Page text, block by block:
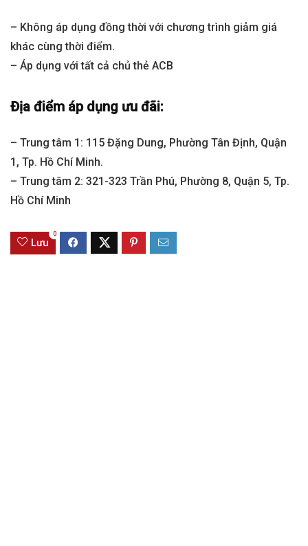
– Không áp dụng đồng thời với chương trình giảm giá
khác cùng thời điểm.
– Áp dụng với tất cả chủ thẻ ACB
Địa điểm áp dụng ưu đãi:
– Trung tâm 1: 115 Đặng Dung, Phường Tân Định, Quận
1, Tp. Hồ Chí Minh.
– Trung tâm 2: 321-323 Trần Phú, Phường 8, Quận 5, Tp.
Hồ Chí Minh
Lưu
0